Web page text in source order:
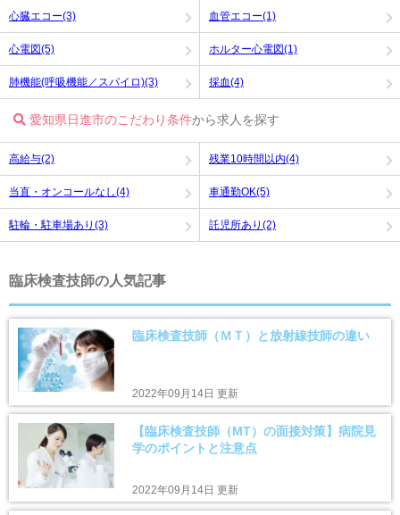
心臓エコー(3) 血管エコー(1)
心電図(5) ホルター心電図(1)
肺機能(呼吸機能／スパイロ)(3) 採血(4)
愛知県日進市のこだわり条件から求人を探す
高給与(2) 残業10時間以内(4)
当直・オンコールなし(4) 車通勤OK(5)
駐輪・駐車場あり(3) 託児所あり(2)
臨床検査技師の人気記事
臨床検査技師（ＭＴ）と放射線技師の違い
2022年09月14日 更新
【臨床検査技師（MT）の面接対策】病院見
学のポイントと注意点
2022年09月14日 更新